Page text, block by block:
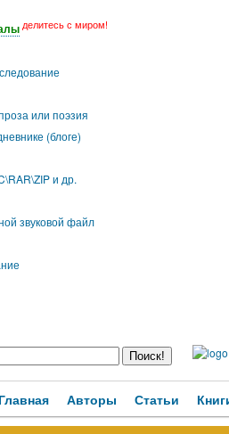
делитесь с миром!
или поэзия
(блоге)
и др.
звуковой файл
Главная Авторы Статьи